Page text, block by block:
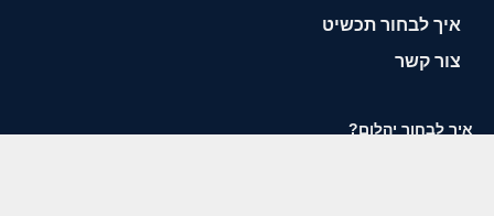
איך לבחור תכשיט
צור קשר
איך לבחור יהלום?